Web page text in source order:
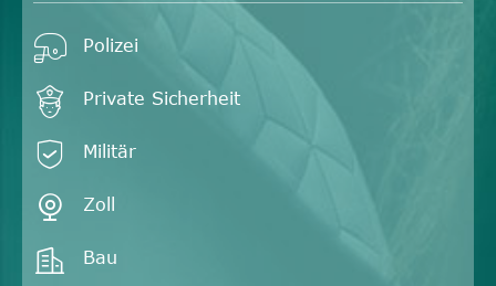
 Polizei
 Private Sicherheit
 Militär
 Zoll
 Bau